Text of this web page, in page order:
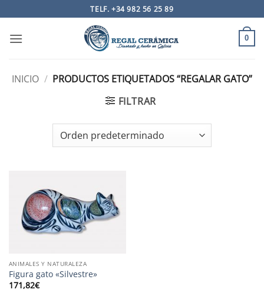
al
contenido
TELF. +34 982 56 25 89
0
INICIO / PRODUCTOS ETIQUETADOS “REGALAR GATO”
FILTRAR
ANIMALES Y NATURALEZA
Figura gato «Silvestre»
171,82€